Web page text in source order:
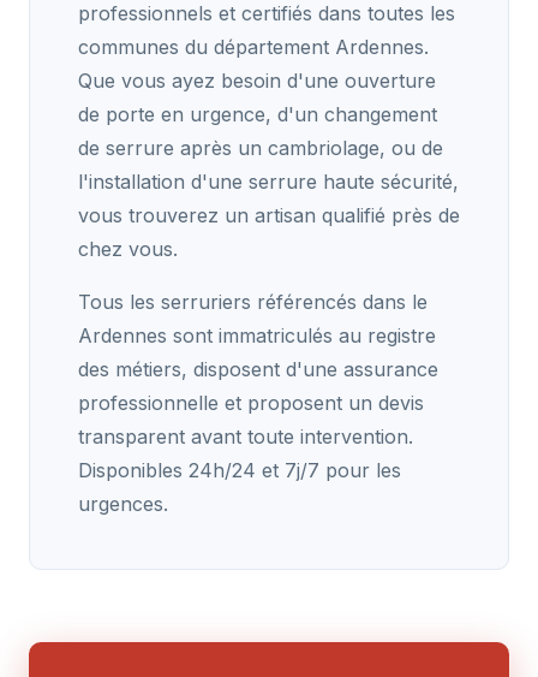
professionnels et certifiés dans toutes les
communes du département Ardennes.
Que vous ayez besoin d'une ouverture
de porte en urgence, d'un changement
de serrure après un cambriolage, ou de
l'installation d'une serrure haute sécurité,
vous trouverez un artisan qualifié près de
chez vous.
Tous les serruriers référencés dans le
Ardennes sont immatriculés au registre
des métiers, disposent d'une assurance
professionnelle et proposent un devis
transparent avant toute intervention.
Disponibles 24h/24 et 7j/7 pour les
urgences.